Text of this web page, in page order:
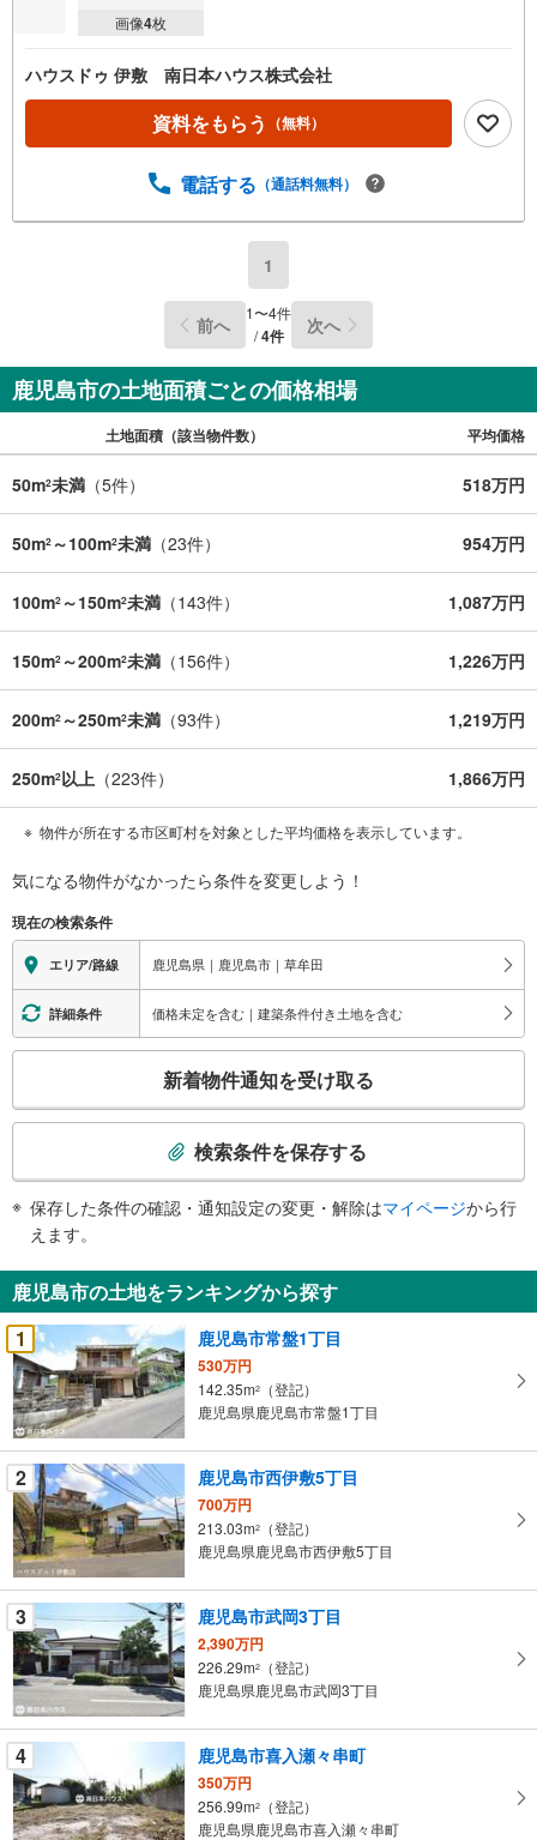
画像4枚
ハウスドゥ 伊敷 南日本ハウス株式会社
資料をもらう （無料）
電話する （通話料無料）
1
前へ 1〜4件
/4件 次へ
鹿児島市の土地面積ごとの価格相場
土地面積（該当物件数） 平均価格
50m2未満 （5件） 518万円
50m2 ～100m2未満 （23件） 954万円
100m2 ～150m2未満 （143件） 1,087万円
150m2 ～200m2未満 （156件） 1,226万円
200m2 ～250m2未満 （93件） 1,219万円
250m2以上 （223件） 1,866万円
物件が所在する市区町村を対象とした平均価格を表示しています。
気になる物件がなかったら条件を変更しよう！
現在の検索条件
エリア/路線 鹿児島県｜鹿児島市｜草牟田
詳細条件 価格未定を含む｜建築条件付き土地を含む
検
知
を
受
け
取
る
・
条
件
を
マ
イ
ペ
ー
ジ
に
保
存
す
る
新着物件通知を受け取る
検索条件を保存する
保存した条件の確認・通知設定の変更・解除はマイページから行
えます。
鹿児島市の土地をランキングから探す
1
鹿児島市常盤1丁目
530万円
142.35m2
（登記）
鹿児島県鹿児島市常盤1丁目
2 鹿児島市西伊敷5丁目
700万円
213.03m2
（登記）
鹿児島県鹿児島市西伊敷5丁目
3 鹿児島市武岡3丁目
2,390万円
226.29m2
（登記）
鹿児島県鹿児島市武岡3丁目
4 鹿児島市喜入瀬々串町
350万円
256.99m2
（登記）
鹿児島県鹿児島市喜入瀬々串町